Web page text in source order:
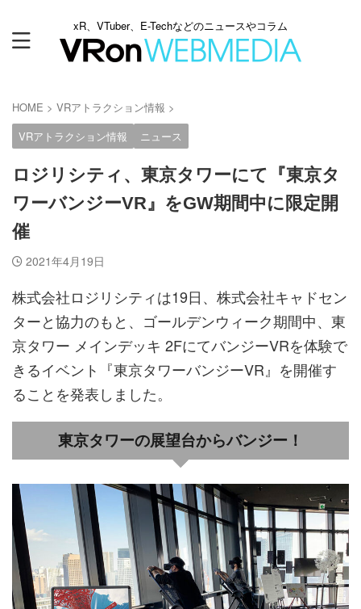
xR、VTuber、E-Techなどのニュースやコラム
HOME > VRアトラクション情報 >
VRアトラクション情報
ニュース
ロジリシティ、東京タワーにて『東京タ
ワーバンジーVR』をGW期間中に限定開
催
2021年4月19日
株式会社ロジリシティは19日、株式会社キャドセン
ターと協力のもと、ゴールデンウィーク期間中、東
京タワー メインデッキ 2FにてバンジーVRを体験で
きるイベント『東京タワーバンジーVR』を開催す
ることを発表しました。
東京タワーの展望台からバンジー！